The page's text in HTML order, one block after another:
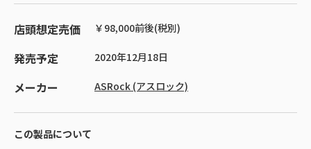
店頭想定売価 ￥98,000前後(税別)
発売予定 2020年12月18日
メーカー ASRock (アスロック)
この製品について